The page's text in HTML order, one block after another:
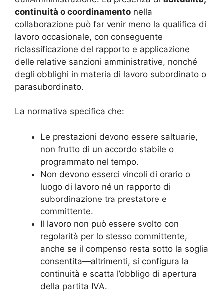
continuità o coordinamento nella
collaborazione può far venir meno la qualifica di
lavoro occasionale, con conseguente
riclassificazione del rapporto e applicazione
delle relative sanzioni amministrative, nonché
degli obblighi in materia di lavoro subordinato o
parasubordinato.
La normativa specifica che:
Le prestazioni devono essere saltuarie,
non frutto di un accordo stabile o
programmato nel tempo.
Non devono esserci vincoli di orario o
luogo di lavoro né un rapporto di
subordinazione tra prestatore e
committente.
Il lavoro non può essere svolto con
regolarità per lo stesso committente,
anche se il compenso resta sotto la soglia
consentita—altrimenti, si configura la
continuità e scatta l’obbligo di apertura
della partita IVA.